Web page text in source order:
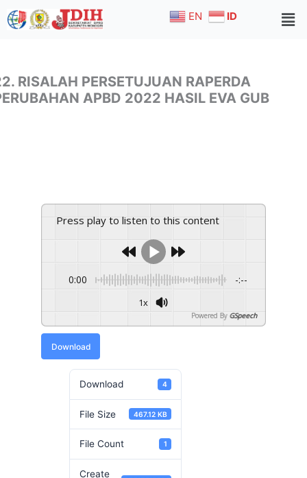
to
EN ID
RISALAH PERSETUJUAN RAPERDA
APBD 2022 HASIL EVA GUB
Press play to listen to this content
0:00 -:--
1x
Powered By GSpeech
Download
Download 4
File Size 467.12 KB
File Count 1
Create